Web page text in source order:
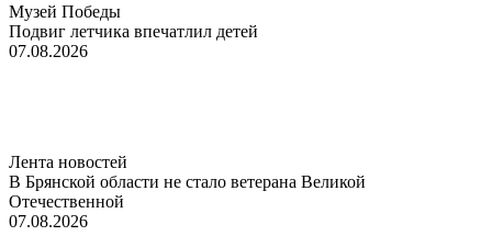
Музей Победы
Подвиг летчика впечатлил детей
07.08.2026
Лента новостей
В Брянской области не стало ветерана Великой
Отечественной
07.08.2026